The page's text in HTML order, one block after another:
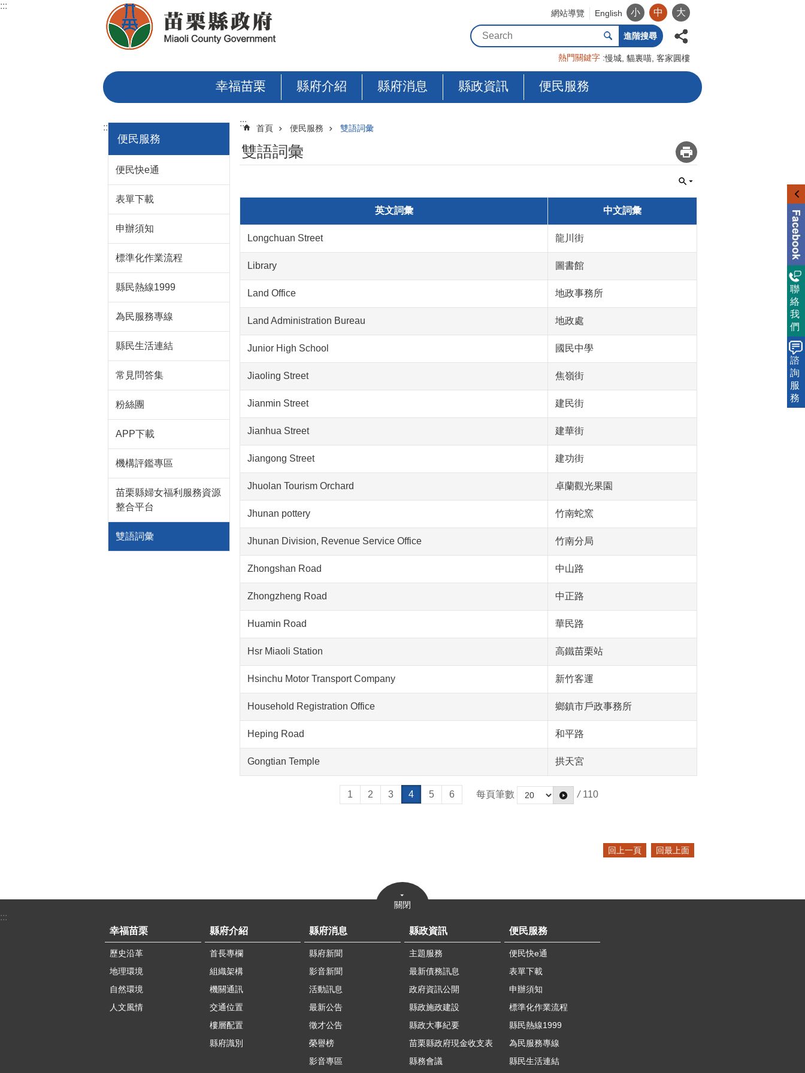
跳到主要內容區塊
:::
網站導覽 English 小 中 大
進階搜尋
熱門關鍵字 慢城 貓裏喵 客家圓樓
幸福苗栗 縣府介紹 縣府消息 縣政資訊 便民服務
:::
便民服務
便民快e通
表單下載
申辦須知
標準化作業流程
縣民熱線1999
為民服務專線
縣民生活連結
常見問答集
粉絲團
APP下載
機構評鑑專區
苗栗縣婦女福利服務資源
整合平台
雙語詞彙
::: 首頁 便民服務 雙語詞彙
雙語詞彙 _
英文詞彙 中文詞彙
Longchuan Street 龍川街
Library 圖書館
Land Office 地政事務所
Land Administration Bureau 地政處
Junior High School 國民中學
Jiaoling Street 焦嶺街
Jianmin Street 建民街
Jianhua Street 建華街
Jiangong Street 建功街
Jhuolan Tourism Orchard 卓蘭觀光果園
Jhunan pottery 竹南蛇窯
Jhunan Division, Revenue Service Office 竹南分局
Zhongshan Road 中山路
Zhongzheng Road 中正路
Huamin Road 華民路
Hsr Miaoli Station 高鐵苗栗站
Hsinchu Motor Transport Company 新竹客運
Household Registration Office 鄉鎮市戶政事務所
Heping Road 和平路
Gongtian Temple 拱天宮
1 2 3 4 5 6 每頁筆數 / 110
回上一頁 回最上面
關閉
:::
幸福苗栗
歷史沿革
地理環境
自然環境
人文風情
縣府介紹
首長專欄
組織架構
機關通訊
交通位置
樓層配置
縣府識別
縣府消息
縣府新聞
影音新聞
活動訊息
最新公告
徵才公告
榮譽榜
影音專區
縣政資訊
主題服務
最新債務訊息
政府資訊公開
縣政施政建設
縣政大事紀要
苗栗縣政府現金收支表
縣務會議
便民服務
便民快e通
表單下載
申辦須知
標準化作業流程
縣民熱線1999
為民服務專線
縣民生活連結
聯
絡
我
們
諮
詢
服
務